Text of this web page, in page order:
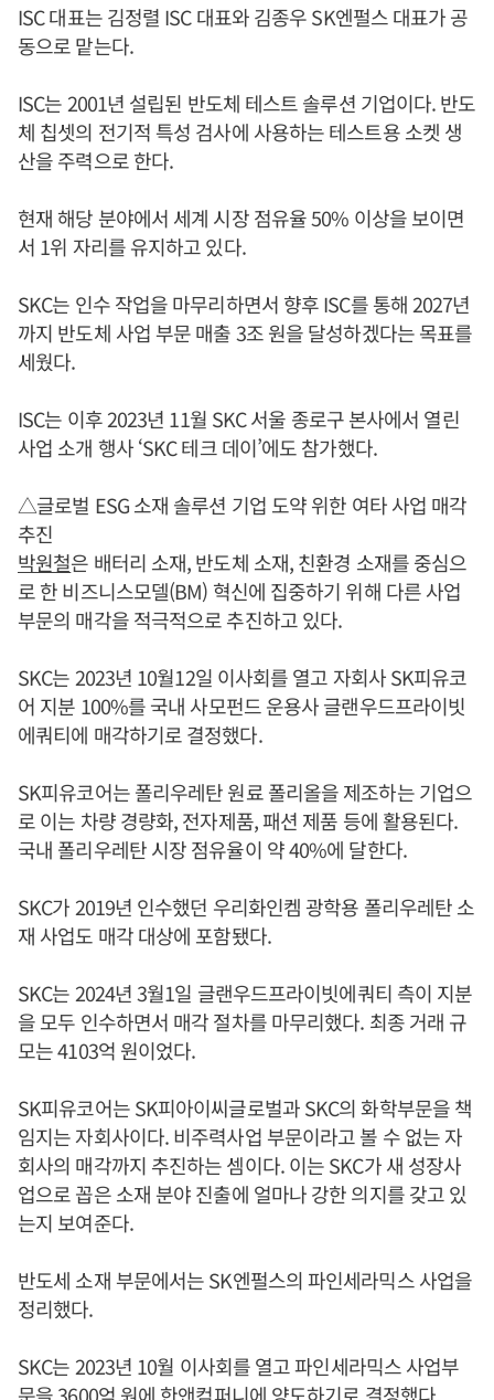
ISC 대표는 김정렬 ISC 대표와 김종우 SK엔펄스 대표가 공
동으로 맡는다.
ISC는 2001년 설립된 반도체 테스트 솔루션 기업이다. 반도
체 칩셋의 전기적 특성 검사에 사용하는 테스트용 소켓 생
산을 주력으로 한다.
현재 해당 분야에서 세계 시장 점유율 50% 이상을 보이면
서 1위 자리를 유지하고 있다.
SKC는 인수 작업을 마무리하면서 향후 ISC를 통해 2027년
까지 반도체 사업 부문 매출 3조 원을 달성하겠다는 목표를
세웠다.
ISC는 이후 2023년 11월 SKC 서울 종로구 본사에서 열린
사업 소개 행사 ‘SKC 테크 데이’에도 참가했다.
△글로벌 ESG 소재 솔루션 기업 도약 위한 여타 사업 매각
추진
박원철은 배터리 소재, 반도체 소재, 친환경 소재를 중심으
로 한 비즈니스모델(BM) 혁신에 집중하기 위해 다른 사업
부문의 매각을 적극적으로 추진하고 있다.
SKC는 2023년 10월12일 이사회를 열고 자회사 SK피유코
어 지분 100%를 국내 사모펀드 운용사 글랜우드프라이빗
에쿼티에 매각하기로 결정했다.
SK피유코어는 폴리우레탄 원료 폴리올을 제조하는 기업으
로 이는 차량 경량화, 전자제품, 패션 제품 등에 활용된다.
국내 폴리우레탄 시장 점유율이 약 40%에 달한다.
SKC가 2019년 인수했던 우리화인켐 광학용 폴리우레탄 소
재 사업도 매각 대상에 포함됐다.
SKC는 2024년 3월1일 글랜우드프라이빗에쿼티 측이 지분
을 모두 인수하면서 매각 절차를 마무리했다. 최종 거래 규
모는 4103억 원이었다.
SK피유코어는 SK피아이씨글로벌과 SKC의 화학부문을 책
임지는 자회사이다. 비주력사업 부문이라고 볼 수 없는 자
회사의 매각까지 추진하는 셈이다. 이는 SKC가 새 성장사
업으로 꼽은 소재 분야 진출에 얼마나 강한 의지를 갖고 있
는지 보여준다.
반도세 소재 부문에서는 SK엔펄스의 파인세라믹스 사업을
정리했다.
SKC는 2023년 10월 이사회를 열고 파인세라믹스 사업부
문을 3600억 원에 한앤컴퍼니에 양도하기로 결정했다.